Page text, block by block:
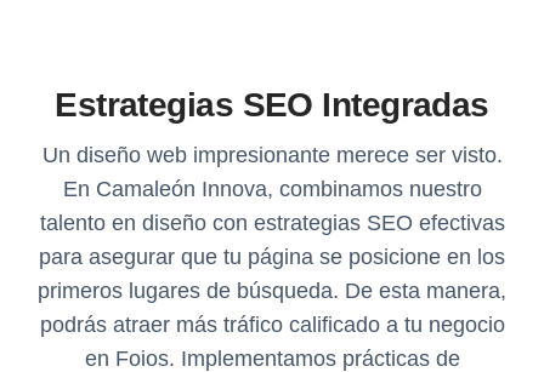
Estrategias SEO Integradas
Un diseño web impresionante merece ser visto.
En Camaleón Innova, combinamos nuestro
talento en diseño con estrategias SEO efectivas
para asegurar que tu página se posicione en los
primeros lugares de búsqueda. De esta manera,
podrás atraer más tráfico calificado a tu negocio
en Foios. Implementamos prácticas de